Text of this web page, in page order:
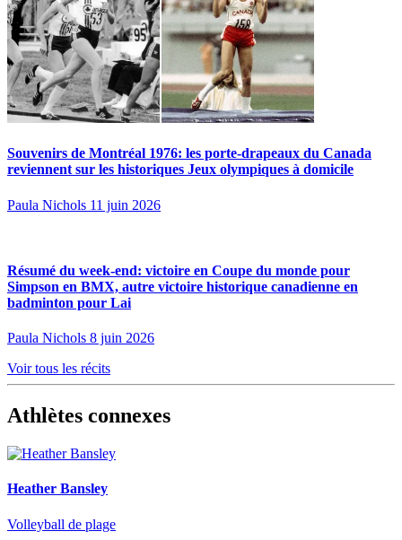
Souvenirs de Montréal 1976: les porte-drapeaux du Canada
reviennent sur les historiques Jeux olympiques à domicile
Paula Nichols 11 juin 2026
Résumé du week-end: victoire en Coupe du monde pour
Simpson en BMX, autre victoire historique canadienne en
badminton pour Lai
Paula Nichols 8 juin 2026
Voir tous les récits
Athlètes connexes
Heather Bansley
Volleyball de plage